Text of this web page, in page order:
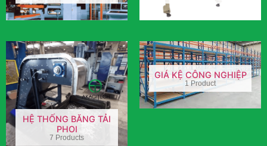
HỆ THỐNG BĂNG TẢI
PHOI
7 Products
GIÁ KỆ CÔNG NGHIỆP
1 Product